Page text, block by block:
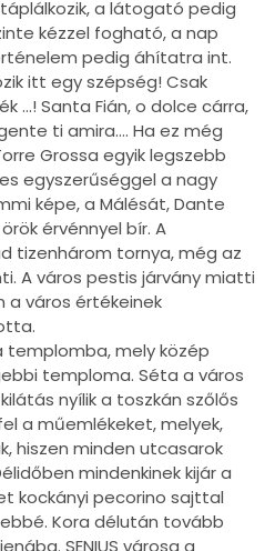
a látogató pedig
kézzel fogható, a nap
pedig áhítatra int.
itt egy szépség! Csak
…! Santa Fián, o dolce cárra,
ti amira…. Ha ez még
Grossa egyik legszebb
egyszerűséggel a nagy
képe, a Málésát, Dante
érvénnyel bír. A
tizenhárom tornya, még az
A város pestis járvány miatti
város értékeinek
templomba, mely közép
temploma. Séta a város
nyílik a toszkán szőlős
a műemlékeket, melyek,
hiszen minden utcasarok
mindenkinek kijár a
kockányi pecorino sajttal
Kora délután tovább
SENIUS városa a